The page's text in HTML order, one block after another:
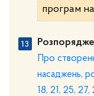
програм на
Про
насаджень,
18, 21, 25, 27,